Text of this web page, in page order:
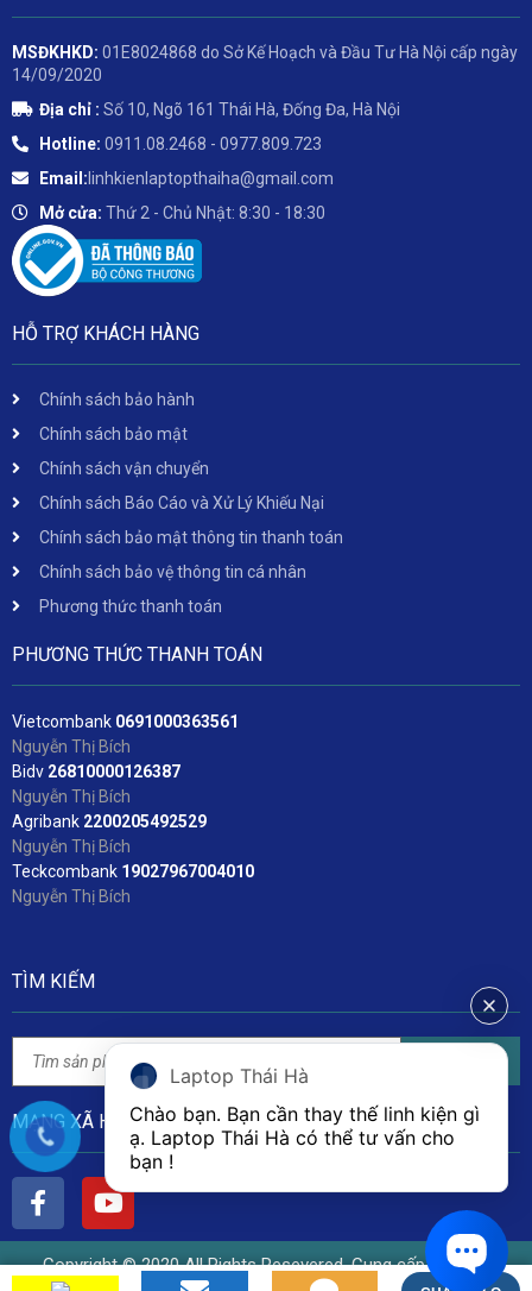
MSĐKHKD: 01E8024868 do Sở Kế Hoạch và Đầu Tư Hà Nội cấp ngày
14/09/2020
Địa chỉ : Số 10, Ngõ 161 Thái Hà, Đống Đa, Hà Nội
Hotline: 0911.08.2468 - 0977.809.723
Email: linhkienlaptopthaiha@gmail.com
Mở cửa: Thứ 2 - Chủ Nhật: 8:30 - 18:30
HỖ TRỢ KHÁCH HÀNG
Chính sách bảo hành
Chính sách bảo mật
Chính sách vận chuyển
Chính sách Báo Cáo và Xử Lý Khiếu Nại
Chính sách bảo mật thông tin thanh toán
Chính sách bảo vệ thông tin cá nhân
Phương thức thanh toán
PHƯƠNG THỨC THANH TOÁN
Vietcombank 0691000363561
Nguyễn Thị Bích
Bidv 26810000126387
Nguyễn Thị Bích
Agribank 2200205492529
Nguyễn Thị Bích
Teckcombank 19027967004010
Nguyễn Thị Bích
TÌM KIẾM
MẠNG XÃ HỘI
Copyright © 2020 All Rights Resevered. Cung cấp bởi Linh
Laptop Thái Hà
Chào bạn. Bạn cần thay thế linh kiện gì
ạ. Laptop Thái Hà có thể tư vấn cho
bạn !